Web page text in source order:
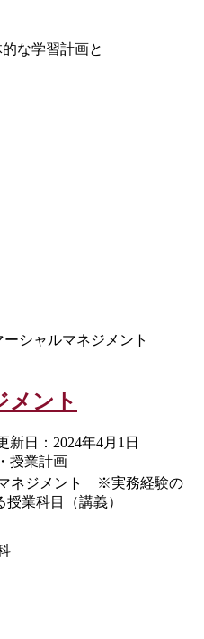
な学習計画と
シャルマネジメント
メント
新日：2024年4月1日
授業計画
ネジメント ※実務経験の
業科目（講義）